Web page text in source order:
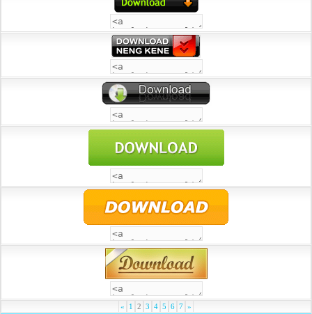
« 1 2 3 4 5 6 7 »